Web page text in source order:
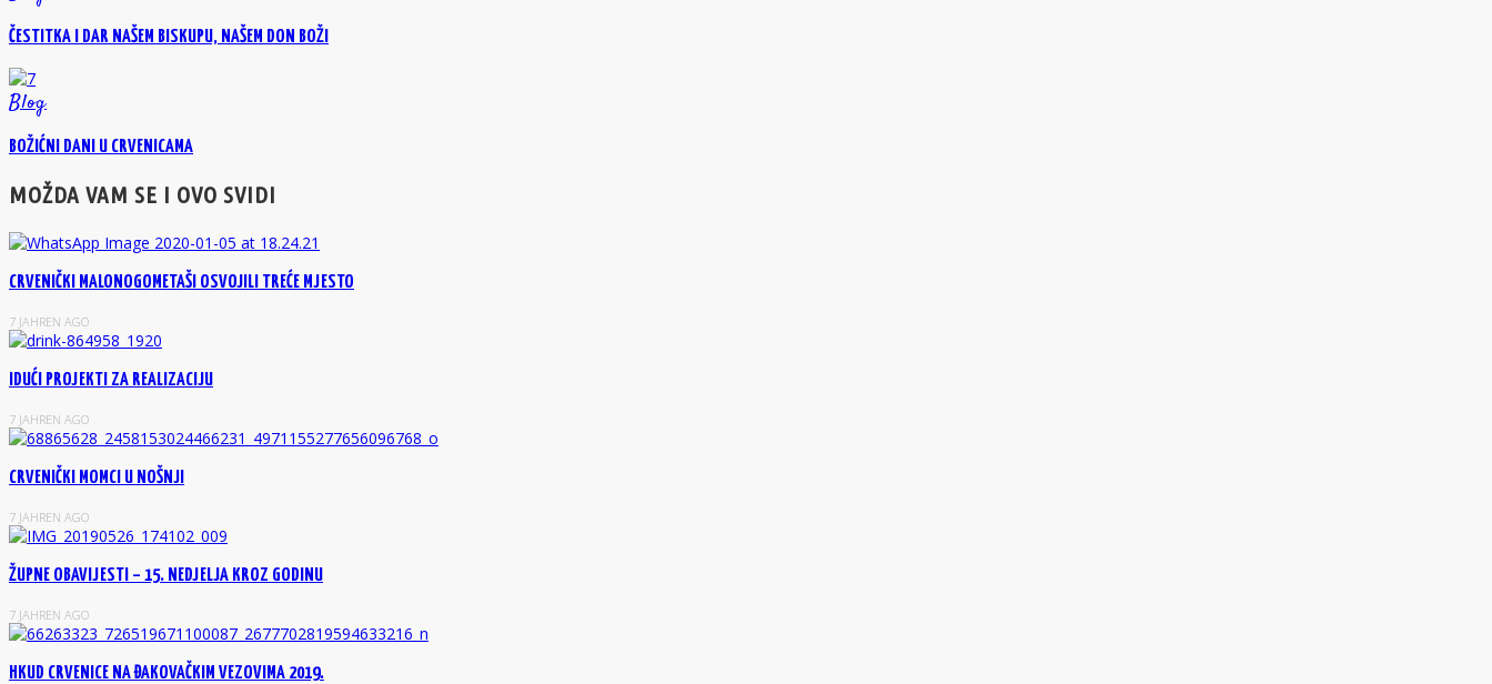
ČESTITKA I DAR NAŠEM BISKUPU, NAŠEM DON BOŽI
Blog
BOŽIĆNI DANI U CRVENICAMA
MOŽDA VAM SE I OVO SVIDI
CRVENIČKI MALONOGOMETAŠI OSVOJILI TREĆE MJESTO
7 JAHREN AGO
IDUĆI PROJEKTI ZA REALIZACIJU
7 JAHREN AGO
CRVENIČKI MOMCI U NOŠNJI
7 JAHREN AGO
ŽUPNE OBAVIJESTI – 15. NEDJELJA KROZ GODINU
7 JAHREN AGO
HKUD CRVENICE NA ĐAKOVAČKIM VEZOVIMA 2019.